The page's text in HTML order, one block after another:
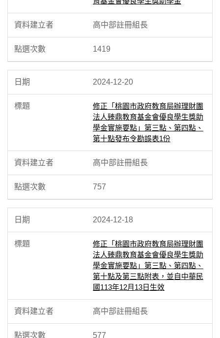
高中部註冊組長
1419
2024-12-20
修正「桃園市政府教育局辦理財團
法人臻鼎教育基金會優良學生獎助
學金實施要點」第三點、第四點、
第十點發布令勘誤表1份
高中部註冊組長
757
2024-12-18
修正「桃園市政府教育局辦理財團
法人臻鼎教育基金會優良學生獎助
學金實施要點」第三點、第四點、
第十點及第三點附表，並自中華民
國113年12月13日生效
高中部註冊組長
577